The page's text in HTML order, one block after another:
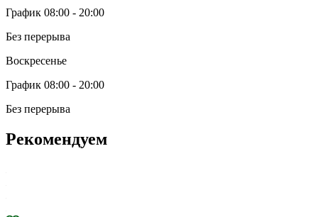
График 08:00 - 20:00
Без перерыва
Воскресенье
График 08:00 - 20:00
Без перерыва
Рекомендуем